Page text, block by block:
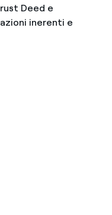
Deed e
inerenti e